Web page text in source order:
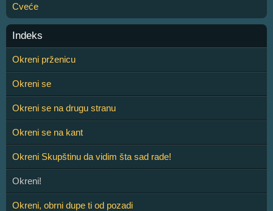
Cveće
Indeks
Okreni prženicu
Okreni se
Okreni se na drugu stranu
Okreni se na kant
Okreni Skupštinu da vidim šta sad rade!
Okreni!
Okreni, obrni dupe ti od pozadi